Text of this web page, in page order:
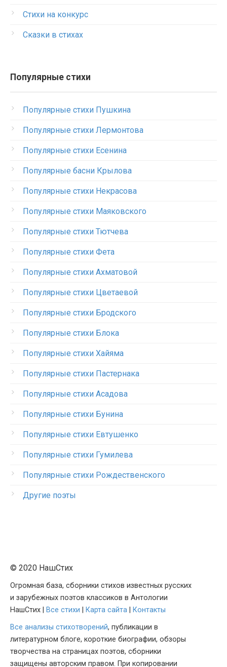
Стихи на конкурс
Сказки в стихах
Популярные стихи
Популярные стихи Пушкина
Популярные стихи Лермонтова
Популярные стихи Есенина
Популярные басни Крылова
Популярные стихи Некрасова
Популярные стихи Маяковского
Популярные стихи Тютчева
Популярные стихи Фета
Популярные стихи Ахматовой
Популярные стихи Цветаевой
Популярные стихи Бродского
Популярные стихи Блока
Популярные стихи Хайяма
Популярные стихи Пастернака
Популярные стихи Асадова
Популярные стихи Бунина
Популярные стихи Евтушенко
Популярные стихи Гумилева
Популярные стихи Рождественского
Другие поэты
© 2020 НашСтих
Огромная база, сборники стихов известных русских
и зарубежных поэтов классиков в Антологии
НашСтих |
Все стихи Карта сайта
Контакты
Все анализы стихотворений, публикации в
литературном блоге, короткие биографии, обзоры
творчества на страницах поэтов, сборники
защищены авторским правом. При копировании